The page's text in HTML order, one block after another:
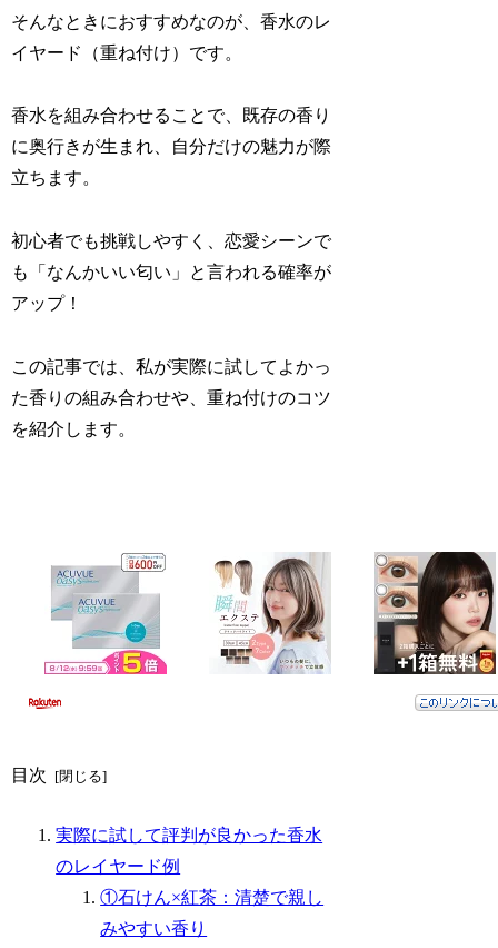
そんなときにおすすめなのが、香水のレ
イヤード（重ね付け）です。
香水を組み合わせることで、既存の香り
に奥行きが生まれ、自分だけの魅力が際
立ちます。
初心者でも挑戦しやすく、恋愛シーンで
も「なんかいい匂い」と言われる確率が
アップ！
この記事では、私が実際に試してよかっ
た香りの組み合わせや、重ね付けのコツ
を紹介します。
目次
実際に試して評判が良かった香水
のレイヤード例
①石けん×紅茶：清楚で親し
みやすい香り